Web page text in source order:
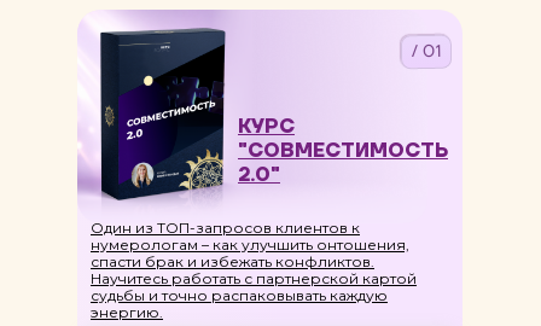
КУРС
"СОВМЕСТИМОСТЬ
2.0"
Один из ТОП-запросов клиентов к
нумерологам – как улучшить онтошения,
спасти брак и избежать конфликтов.
Научитесь работать с партнерской картой
судьбы и точно распаковывать каждую
энергию.
/ 01